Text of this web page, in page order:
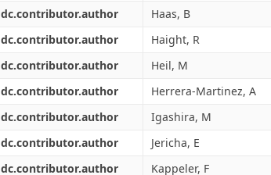
dc.contributor.author
Haas, B
dc.contributor.author
Haight, R
dc.contributor.author
Heil, M
dc.contributor.author
Herrera-Martinez, A
dc.contributor.author
Igashira, M
dc.contributor.author
Jericha, E
dc.contributor.author
Kappeler, F